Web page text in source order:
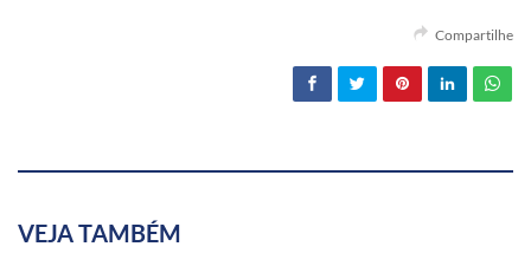
Compartilhe
VEJA TAMBÉM